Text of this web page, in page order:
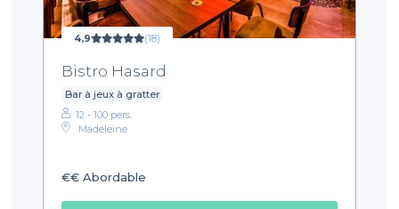
4,9 (18)
Bistro Hasard
Bar à jeux à gratter
12 - 100 pers.
Madeleine
€€ Abordable